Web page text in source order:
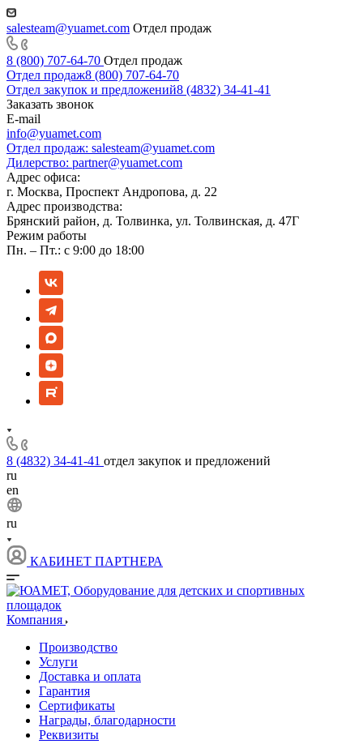
salesteam@yuamet.com Отдел продаж
8 (800) 707-64-70 Отдел продаж
Отдел продаж8 (800) 707-64-70
Отдел закупок и предложений8 (4832) 34-41-41
Заказать звонок
E-mail
info@yuamet.com
Отдел продаж: salesteam@yuamet.com
Дилерство: partner@yuamet.com
Адрес офиса:
г. Москва, Проспект Андропова, д. 22
Адрес производства:
Брянский район, д. Толвинка, ул. Толвинская, д. 47Г
Режим работы
Пн. – Пт.: с 9:00 до 18:00
8 (4832) 34-41-41 отдел закупок и предложений
ru
en
ru
КАБИНЕТ ПАРТНЕРА
Компания
Производство
Услуги
Доставка и оплата
Гарантия
Сертификаты
Награды, благодарности
Реквизиты